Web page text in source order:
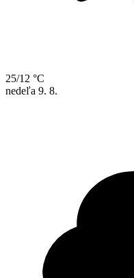
25/12 °C
nedeľa 9. 8.